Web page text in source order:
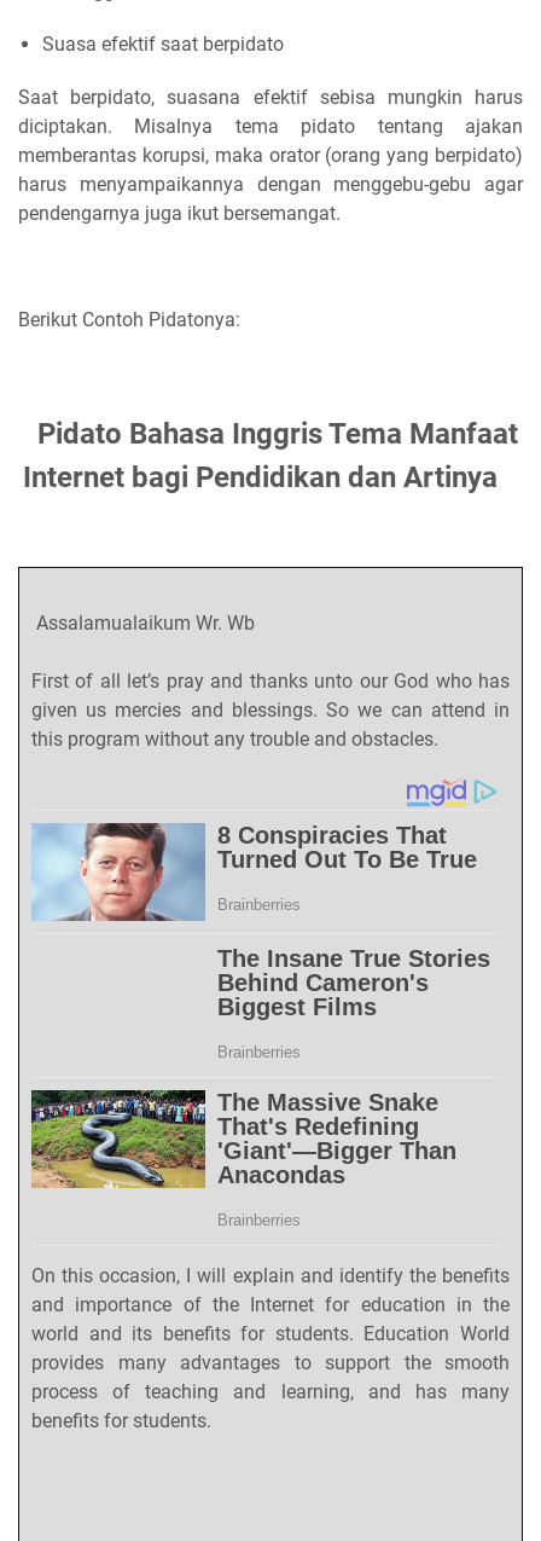
Suasa efektif saat berpidato
Saat berpidato, suasana efektif sebisa mungkin harus
diciptakan. Misalnya tema pidato tentang ajakan
memberantas korupsi, maka orator (orang yang berpidato)
harus menyampaikannya dengan menggebu-gebu agar
pendengarnya juga ikut bersemangat.
Berikut Contoh Pidatonya:
Pidato Bahasa Inggris Tema Manfaat
Internet bagi Pendidikan dan Artinya
Assalamualaikum Wr. Wb
First of all let’s pray and thanks unto our God who has
given us mercies and blessings. So we can attend in
this program without any trouble and obstacles.
On this occasion, I will explain and identify the benefits
and importance of the Internet for education in the
world and its benefits for students. Education World
provides many advantages to support the smooth
process of teaching and learning, and has many
benefits for students.